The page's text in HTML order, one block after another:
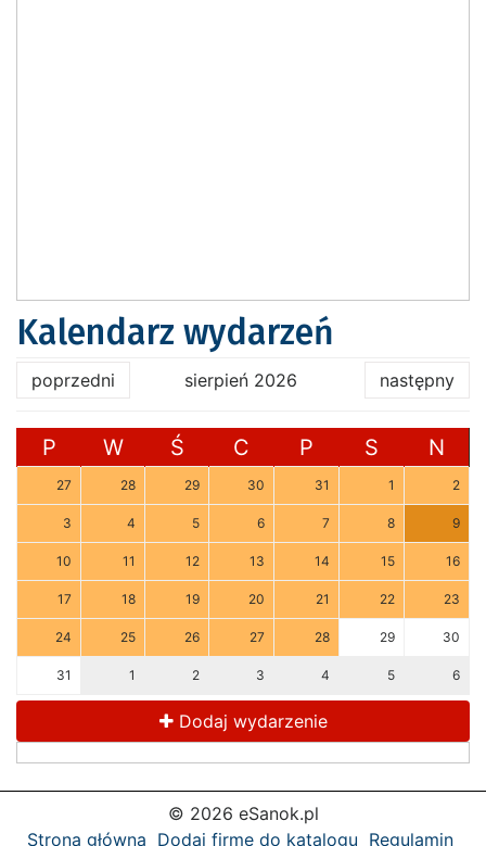
Kalendarz wydarzeń
poprzedni sierpień 2026 następny
P W Ś C P S N
27 28 29 30 31 1 2
3 4 5 6 7 8 9
10 11 12 13 14 15 16
17 18 19 20 21 22 23
24 25 26 27 28 29 30
31 1 2 3 4 5 6
Dodaj wydarzenie
© 2026 eSanok.pl
Strona główna Dodaj firmę do katalogu Regulamin